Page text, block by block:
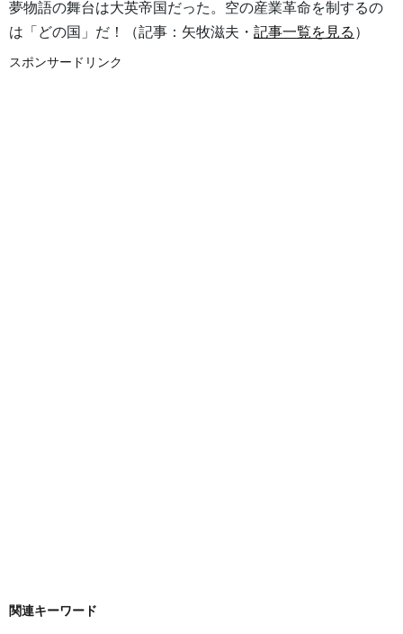
夢物語の舞台は大英帝国だった。空の産業革命を制するの
は「どの国」だ！（記事：矢牧滋夫・ 記事一覧を見る ）
スポンサードリンク
関連キーワード